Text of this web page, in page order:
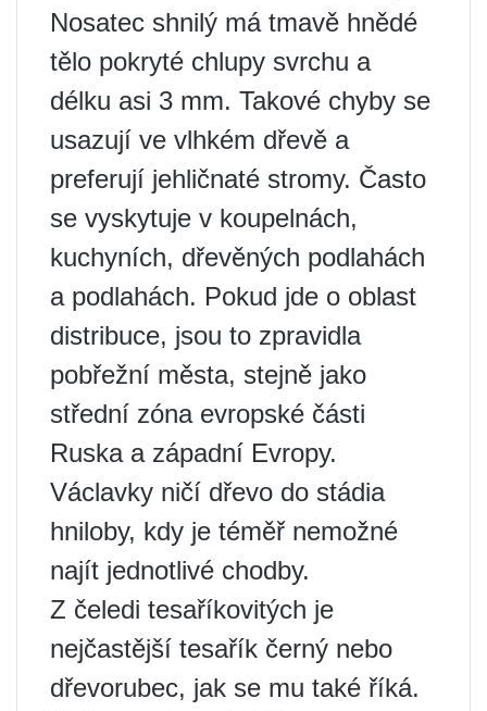
Nosatec shnilý má tmavě hnědé
tělo pokryté chlupy svrchu a
délku asi 3 mm. Takové chyby se
usazují ve vlhkém dřevě a
preferují jehličnaté stromy. Často
se vyskytuje v koupelnách,
kuchyních, dřevěných podlahách
a podlahách. Pokud jde o oblast
distribuce, jsou to zpravidla
pobřežní města, stejně jako
střední zóna evropské části
Ruska a západní Evropy.
Václavky ničí dřevo do stádia
hniloby, kdy je téměř nemožné
najít jednotlivé chodby.
Z čeledi tesaříkovitých je
nejčastější tesařík černý nebo
dřevorubec, jak se mu také říká.